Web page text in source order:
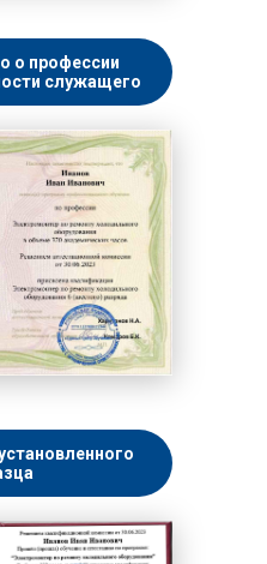
о профессии
служащего